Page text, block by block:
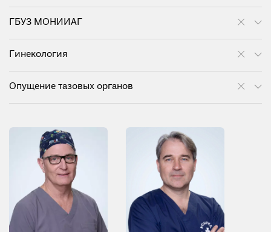
ГБУЗ МОНИИАГ
Гинекология
Опущение тазовых органов